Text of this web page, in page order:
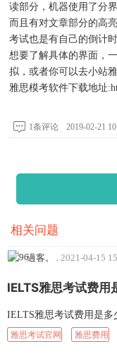
读部分，机器使用了分
而且有对文章部分的高亮
考试也是有自己的倒计时
想要了解具体的界面，
拟，或者你可以去小站
雅思模考软件下载地址
1条评论 2019-02-21
相关问题
過客。 2021-04-15
IELTS雅思考试费用
IELTS雅思考试费用是多
雅思考试官网 雅思费用